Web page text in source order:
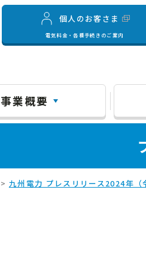
個人のお客さま
電気料金・各種手続きのご案内
事業概要
> 九州電力 プレスリリース2024年（